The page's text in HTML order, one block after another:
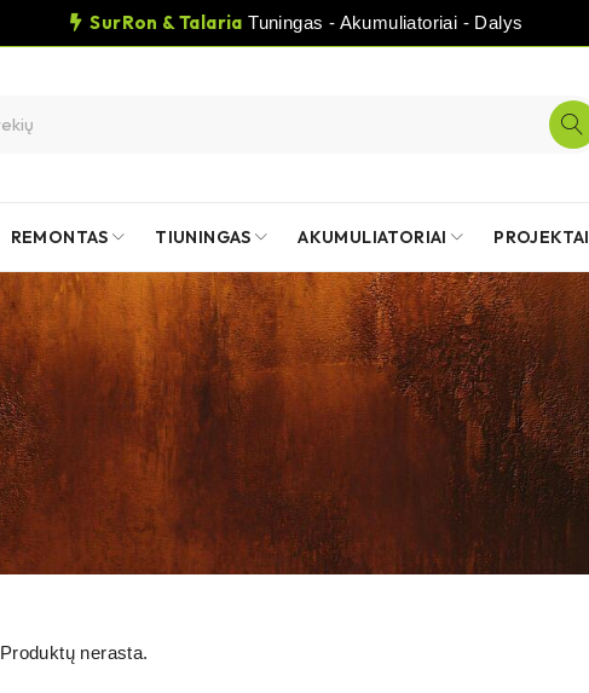
SurRon & Talaria Tuningas - Akumuliatoriai - Dalys
REMONTAS TIUNINGAS AKUMULIATORIAI PROJEKTAI
Produktų nerasta.